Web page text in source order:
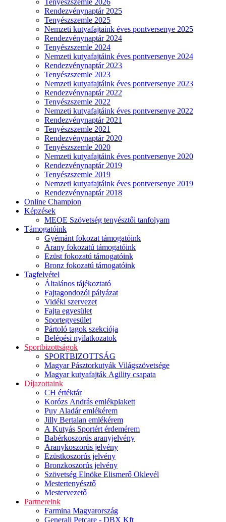
Tenyészszemle 2026
Rendezvénynaptár 2025
Tenyészszemle 2025
Nemzeti kutyafajtaink éves pontversenye 2025
Rendezvénynaptár 2024
Tenyészszemle 2024
Nemzeti kutyafajtáink éves pontversenye 2024
Rendezvénynaptár 2023
Tenyészszemle 2023
Nemzeti kutyafajtáink éves pontversenye 2023
Rendezvénynaptár 2022
Tenyészszemle 2022
Nemzeti kutyafajtáink éves pontversenye 2022
Rendezvénynaptár 2021
Tenyészszemle 2021
Rendezvénynaptár 2020
Tenyészszemle 2020
Nemzeti kutyafajtáink éves pontversenye 2020
Rendezvénynaptár 2019
Tenyészszemle 2019
Nemzeti kutyafajtáink éves pontversenye 2019
Rendezvénynaptár 2018
Online Champion
Képzések
MEOE Szövetség tenyésztői tanfolyam
Támogatóink
Gyémánt fokozat támogatóink
Arany fokozatú támogatóink
Ezüst fokozatú támogatóink
Bronz fokozatú támogatóink
Tagfelvétel
Általános tájékoztató
Fajtagondozói pályázat
Vidéki szervezet
Fajta egyesület
Sportegyesület
Pártoló tagok szekciója
Belépési nyilatkozatok
Sportbizottságok
SPORTBIZOTTSÁG
Magyar Pásztorkutyák Világszövetsége
Magyar kutyafajták Agility csapata
Díjazottaink
CH értéktár
Korózs András emlékplakett
Puy Aladár emlékérem
Jilly Bertalan emlékérem
A Kutyás Sportért érdemérem
Babérkoszorús aranyjelvény
Aranykoszorús jelvény
Ezüstkoszorús jelvény
Bronzkoszorús jelvény
Szövetség Elnöke Elismerő Oklevél
Mestertenyésztő
Mestervezető
Partnereink
Farmina Magyarország
Generali Petcare - DBX Kft